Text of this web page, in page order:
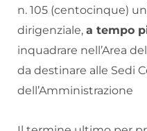
n. 105 (centocinque)
dirigenziale, a tempo
inquadrare nell’Area
da destinare alle Sedi
dell’Amministrazione